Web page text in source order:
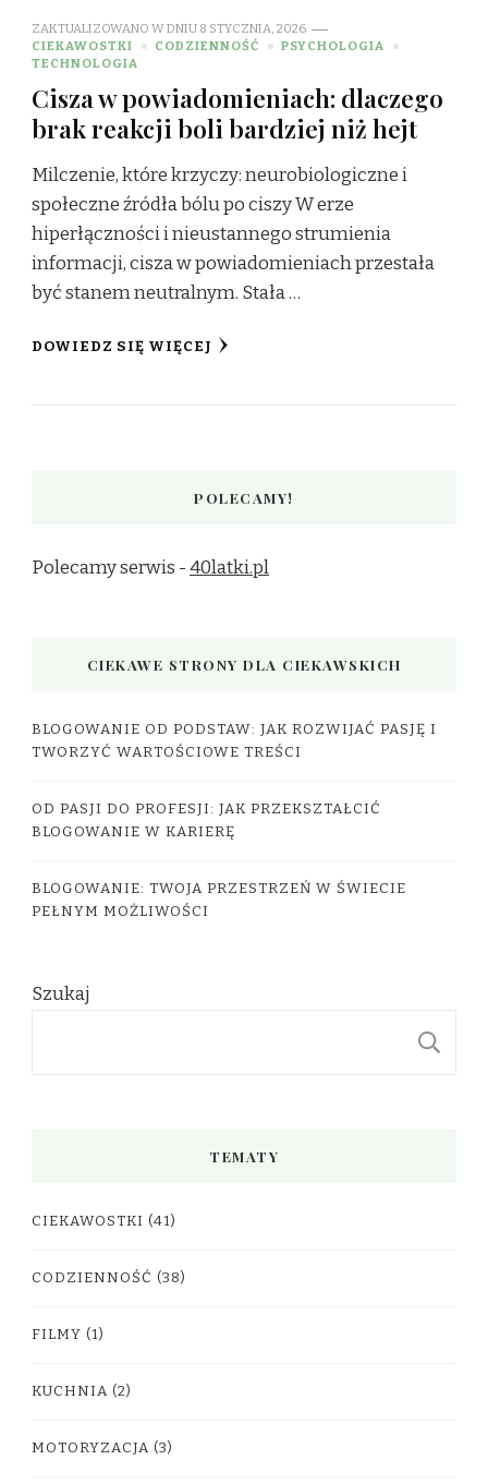
ZAKTUALIZOWANO W DNIU 8 STYCZNIA, 2026
CIEKAWOSTKI
CODZIENNOŚĆ
PSYCHOLOGIA
TECHNOLOGIA
Cisza w powiadomieniach: dlaczego
brak reakcji boli bardziej niż hejt
Milczenie, które krzyczy: neurobiologiczne i
społeczne źródła bólu po ciszy W erze
hiperłączności i nieustannego strumienia
informacji, cisza w powiadomieniach przestała
być stanem neutralnym. Stała …
DOWIEDZ SIĘ WIĘCEJ
POLECAMY!
Polecamy serwis -40latki.pl
CIEKAWE STRONY DLA CIEKAWSKICH
BLOGOWANIE OD PODSTAW: JAK ROZWIJAĆ PASJĘ I
TWORZYĆ WARTOŚCIOWE TREŚCI
OD PASJI DO PROFESJI: JAK PRZEKSZTAŁCIĆ
BLOGOWANIE W KARIERĘ
BLOGOWANIE: TWOJA PRZESTRZEŃ W ŚWIECIE
PEŁNYM MOŻLIWOŚCI
Szukaj
TEMATY
CIEKAWOSTKI (41)
CODZIENNOŚĆ (38)
FILMY (1)
KUCHNIA (2)
MOTORYZACJA (3)